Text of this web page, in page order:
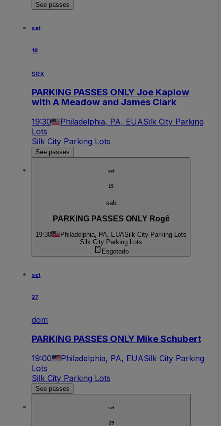
See passes
set
18
sex
PARKING PASSES ONLY Joe Kaplow
with A Meadow and James Clark
19:30 Philadelphia, PA, EUASilk City Parking
Lots
Silk City Parking Lots
See passes
set
19
sab
PARKING PASSES ONLY Rogê
19:30 Philadelphia, PA, EUASilk City Parking Lots
Silk City Parking Lots
Esgotado
set
27
dom
PARKING PASSES ONLY Mike Schubert
19:00 Philadelphia, PA, EUASilk City Parking
Lots
Silk City Parking Lots
See passes
set
29